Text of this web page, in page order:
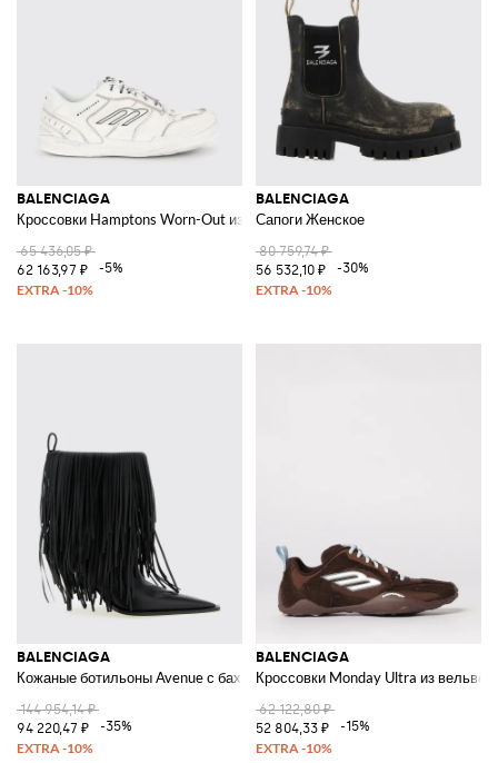
BALENCIAGA
Кроссовки Hamptons Worn-Out из потертой кожи
65 436,05 ₽
62 163,97 ₽
-5%
BALENCIAGA
Сапоги Женское
80 759,74 ₽
56 532,10 ₽
-30%
BALENCIAGA
Кожаные ботильоны Avenue с бахромой
144 954,14 ₽
94 220,47 ₽
-35%
BALENCIAGA
Кроссовки Monday Ultra из
62 122,80 ₽
52 804,33 ₽
-15%